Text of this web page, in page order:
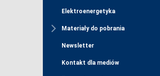
Elektroenergetyka
Materiały do pobrania
Newsletter
Kontakt dla mediów